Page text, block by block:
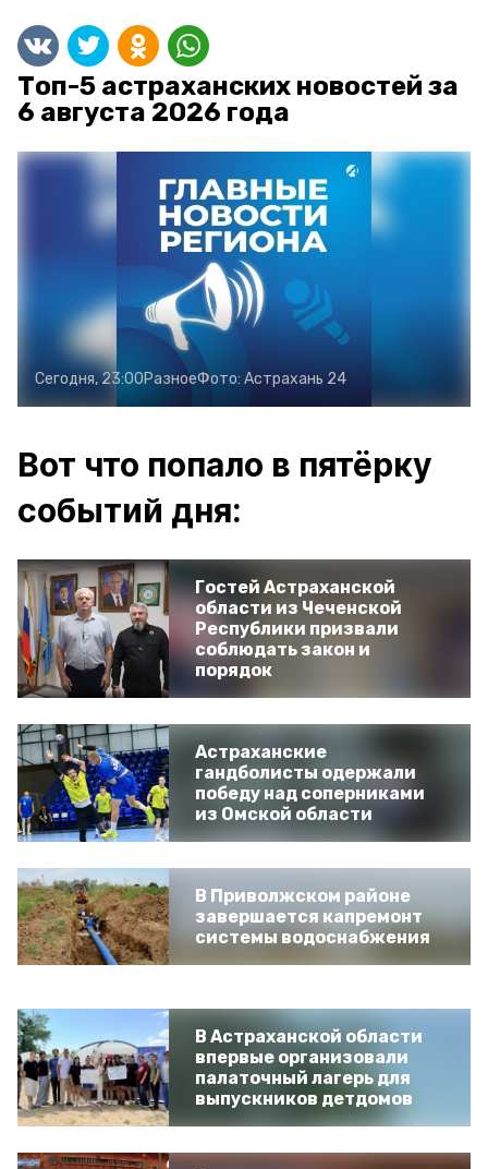
Топ-5 астраханских новостей за
6 августа 2026 года
Сегодня, 23:00РазноеФото: Астрахань 24
Вот что попало в пятёрку
событий дня:
Гостей Астраханской
области из Чеченской
Республики призвали
соблюдать закон и
порядок
Астраханские
гандболисты одержали
победу над соперниками
из Омской области
В Приволжском районе
завершается капремонт
системы водоснабжения
В Астраханской области
впервые организовали
палаточный лагерь для
выпускников детдомов